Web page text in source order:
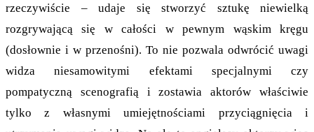
rzeczywiście – udaje się stworzyć sztukę niewielką
rozgrywającą się w całości w pewnym wąskim kręgu
(dosłownie i w przenośni). To nie pozwala odwrócić uwagi
widza niesamowitymi efektami specjalnymi czy
pompatyczną scenografią i zostawia aktorów właściwie
tylko z własnymi umiejętnościami przyciągnięcia i